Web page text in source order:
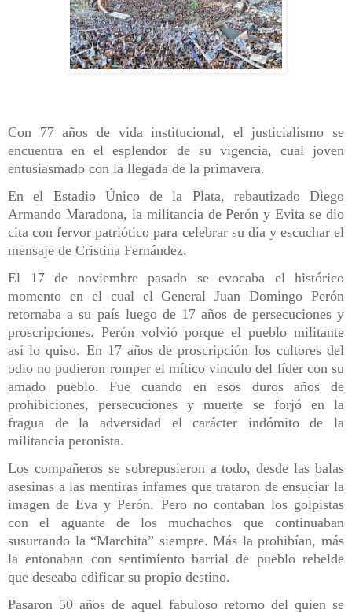
Con 77 años de vida institucional, el justicialismo se
encuentra en el esplendor de su vigencia, cual joven
entusiasmado con la llegada de la primavera.
En el Estadio Único de la Plata, rebautizado Diego
Armando Maradona, la militancia de Perón y Evita se dio
cita con fervor patriótico para celebrar su día y escuchar el
mensaje de Cristina Fernández.
El 17 de noviembre pasado se evocaba el histórico
momento en el cual el General Juan Domingo Perón
retornaba a su país luego de 17 años de persecuciones y
proscripciones. Perón volvió porque el pueblo militante
así lo quiso. En 17 años de proscripción los cultores del
odio no pudieron romper el mítico vinculo del líder con su
amado pueblo. Fue cuando en esos duros años de
prohibiciones, persecuciones y muerte se forjó en la
fragua de la adversidad el carácter indómito de la
militancia peronista.
Los compañeros se sobrepusieron a todo, desde las balas
asesinas a las mentiras infames que trataron de ensuciar la
imagen de Eva y Perón. Pero no contaban los golpistas
con el aguante de los muchachos que continuaban
susurrando la “Marchita” siempre. Más la prohibían, más
la entonaban con sentimiento barrial de pueblo rebelde
que deseaba edificar su propio destino.
Pasaron 50 años de aquel fabuloso retorno del quien se